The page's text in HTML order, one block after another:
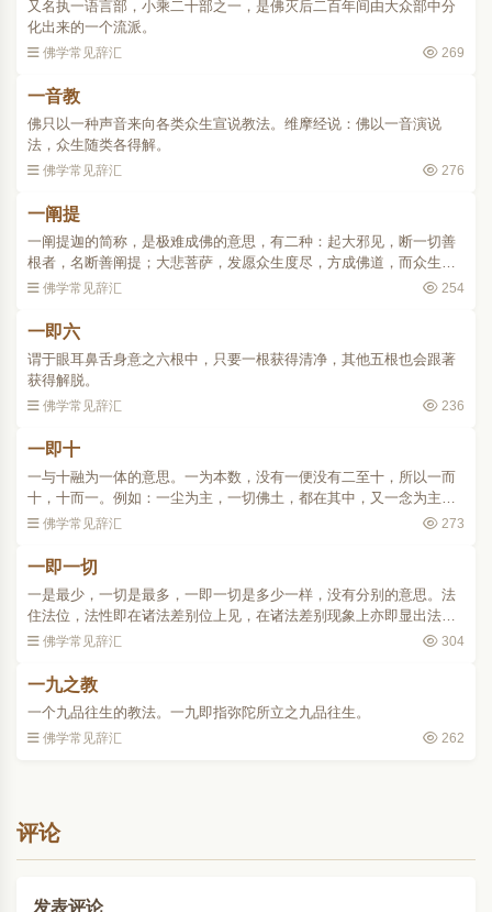
又名执一语言部，小乘二十部之一，是佛灭后二百年间由大众部中分
化出来的一个流派。
佛学常见辞汇 269
一音教
佛只以一种声音来向各类众生宣说教法。维摩经说：佛以一音演说
法，众生随类各得解。
佛学常见辞汇 276
一阐提
一阐提迦的简称，是极难成佛的意思，有二种：起大邪见，断一切善
根者，名断善阐提；大悲菩萨，发愿众生度尽，方成佛道，而众生至
多，故亦成佛无期者，名大悲阐提。..
佛学常见辞汇 254
一即六
谓于眼耳鼻舌身意之六根中，只要一根获得清净，其他五根也会跟著
获得解脱。
佛学常见辞汇 236
一即十
一与十融为一体的意思。一为本数，没有一便没有二至十，所以一而
十，十而一。例如：一尘为主，一切佛土，都在其中，又一念为主，
无量之时劫，亦尽在其中是。这种一即是多的意义，便是大陀罗尼缘
佛学常见辞汇 273
一即一切
一是最少，一切是最多，一即一切是多少一样，没有分别的意思。法
住法位，法性即在诸法差别位上见，在诸法差别现象上亦即显出法性
本体来，所以说一即一切，一切即一，这是佛教法法相即、法法相入
佛学常见辞汇 304
一九之教
一个九品往生的教法。一九即指弥陀所立之九品往生。
佛学常见辞汇 262
评论
发表评论